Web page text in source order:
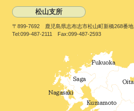
松山支所
〒899-7692 鹿児島県志布志市松山町新橋268番地
Tel:099-487-2111 Fax:099-487-2593